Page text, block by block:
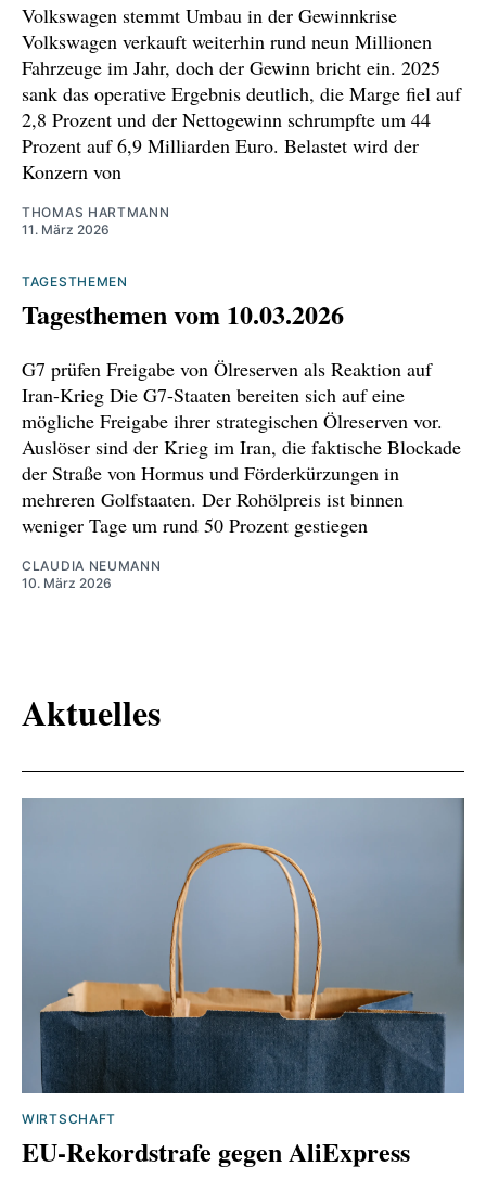
allzweck-ki-wie-chatgpt/
https://de.marketscreener.com/boerse-
nachrichten/eu-droht-meta-mit-vorlaeufigen-
massnahmen-wegen-blockierung-von-ki-
konkurrenten-auf-whatsapp-ce7e5adedc8ef12c
https://www.zdfheute.de/politik/deutschland/w
hatsapp-kanal-eu-kommission-digital-regeln-
100.html
https://www.stern.de/digital/facebook-
mit-zwangsmassnahmen-37119530.html
https://www.tagesschau.de/wirtschaft/eu-
whatsapp-chatbot-100.html
https://www.handelsblatt.com/dpa/energiewen
de-reiche-plant-reform-bei-ausbau-von-
erneuerbaren-energien/100198701.html
5ffd3911c1fe.html
schland/statements-zum-energiedialog-2026
https://www.bundestag.de/dokumente/textarch
iv/2025/kw28-de-wirtschaft-1094298
https://www.tagesschau.de/wirtschaft/energie/
reform-ausbau-erneuerbare-energien-100.html
Volkswagen stemmt Umbau in der Gewinnkrise
Volkswagen verkauft weiterhin rund neun Millionen
Fahrzeuge im Jahr, doch der Gewinn bricht ein. 2025
sank das operative Ergebnis deutlich, die Marge fiel auf
2,8 Prozent und der Nettogewinn schrumpfte um 44
Prozent auf 6,9 Milliarden Euro. Belastet wird der
Konzern von
THOMAS HARTMANN
11. März 2026
TAGESTHEMEN
Tagesthemen vom 10.03.2026
G7 prüfen Freigabe von Ölreserven als Reaktion auf
Iran-Krieg Die G7-Staaten bereiten sich auf eine
mögliche Freigabe ihrer strategischen Ölreserven vor.
Auslöser sind der Krieg im Iran, die faktische Blockade
der Straße von Hormus und Förderkürzungen in
mehreren Golfstaaten. Der Rohölpreis ist binnen
weniger Tage um rund 50 Prozent gestiegen
CLAUDIA NEUMANN
10. März 2026
Aktuelles
WIRTSCHAFT
EU-Rekordstrafe gegen AliExpress